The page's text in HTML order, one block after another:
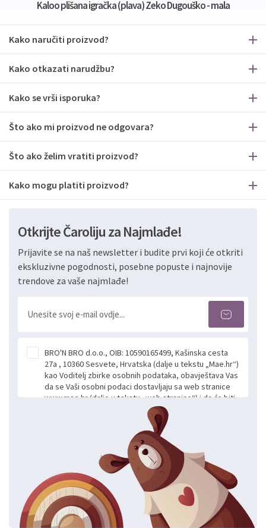
Kaloo plišana igračka (plava) Zeko Dugouško - mala
Kako naručiti proizvod?
Kako otkazati narudžbu?
Kako se vrši isporuka?
Što ako mi proizvod ne odgovara?
Što ako želim vratiti proizvod?
Kako mogu platiti proizvod?
Otkrijte Čaroliju za Najmlađe!
Prijavite se na naš newsletter i budite prvi koji će otkriti
ekskluzivne pogodnosti, posebne popuste i najnovije
trendove za vaše najmlađe!
BRO'N BRO d.o.o., OIB: 10590165499, Kašinska cesta
27a , 10360 Sesvete, Hrvatska (dalje u tekstu „Mae.hr“)
kao Voditelj zbirke osobnih podataka, obavještava Vas
da se Vaši osobni podaci dostavljaju sa web stranice
www.mae.hr (dalje u tekstu „web stranice“) i da će biti
obrađeni. Prihvaćanjem ove Izjave smatra se da
slobodno i izričito dajete privolu za prikupljanje i daljnju
obradu Vaših osobnih podataka koje ustupate Mae.hr
putem ovih web stranica u svrhu odgovora i daljnje
komunikacije na Vaš upit poslan kroz kontakt obrazac.
Radi se o dobrovoljnom davanju podataka te ovu
Izjavu niste dužni prihvatiti odnosno niste dužni unositi
svoje osobne podatke u jednu od prijavnih
formi/obrazaca dostupnih na ovim web stranicama.
BRO'N BRO d.o.o. će s Vašim osobnim podacima
postupati sukladno Općoj uredbi o zaštiti podataka